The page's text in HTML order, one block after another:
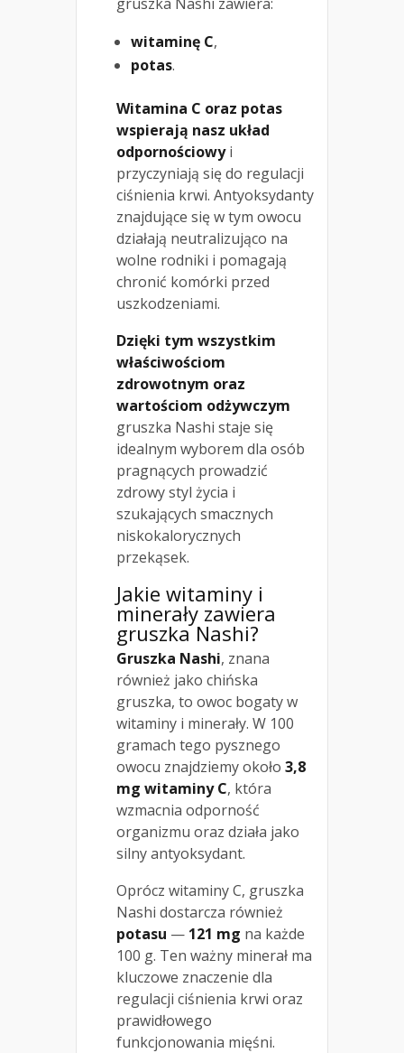
witaminę C,
potas.
Witamina C oraz potas
wspierają nasz układ
odpornościowyi
przyczyniają się do regulacji
ciśnienia krwi. Antyoksydanty
znajdujące się w tym owocu
działają neutralizująco na
wolne rodniki i pomagają
chronić komórki przed
uszkodzeniami.
Dzięki tym wszystkim
właściwościom
zdrowotnym oraz
wartościom odżywczym
gruszka Nashi staje się
idealnym wyborem dla osób
pragnących prowadzić
zdrowy styl życia i
szukających smacznych
niskokalorycznych
przekąsek.
Jakie witaminy i
minerały zawiera
gruszka Nashi?
Gruszka Nashi, znana
również jako chińska
gruszka, to owoc bogaty w
witaminy i minerały. W 100
gramach tego pysznego
owocu znajdziemy około 3,8
mg witaminy C, która
wzmacnia odporność
organizmu oraz działa jako
silny antyoksydant.
Oprócz witaminy C, gruszka
Nashi dostarcza również
potasu — 121 mg na każde
100 g. Ten ważny minerał ma
kluczowe znaczenie dla
regulacji ciśnienia krwi oraz
prawidłowego
funkcjonowania mięśni.